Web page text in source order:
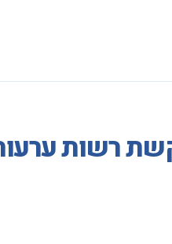
רשות